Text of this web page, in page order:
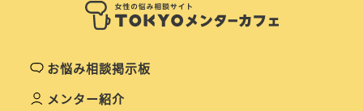
お悩み相談掲示板
メンター紹介